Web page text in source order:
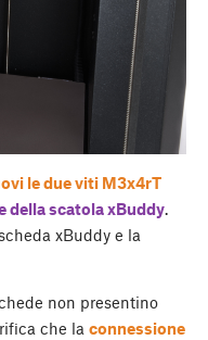
le due viti M3x4rT
della scatola xBuddy.
xBuddy e la
non presentino
che la connessione